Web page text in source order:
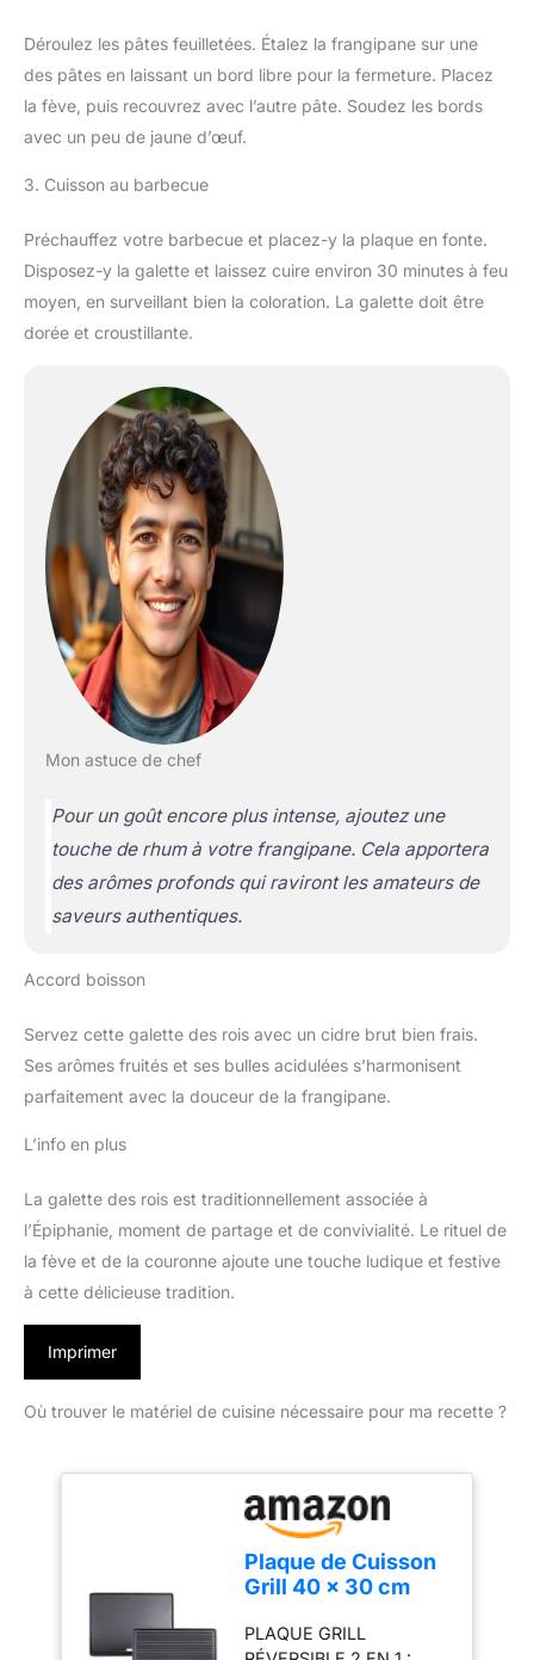
Déroulez les pâtes feuilletées. Étalez la frangipane sur une
des pâtes en laissant un bord libre pour la fermeture. Placez
la fève, puis recouvrez avec l’autre pâte. Soudez les bords
avec un peu de jaune d’œuf.
3. Cuisson au barbecue
Préchauffez votre barbecue et placez-y la plaque en fonte.
Disposez-y la galette et laissez cuire environ 30 minutes à feu
moyen, en surveillant bien la coloration. La galette doit être
dorée et croustillante.
Mon astuce de chef
Pour un goût encore plus intense, ajoutez une
touche de rhum à votre frangipane. Cela apportera
des arômes profonds qui raviront les amateurs de
saveurs authentiques.
Accord boisson
Servez cette galette des rois avec un cidre brut bien frais.
Ses arômes fruités et ses bulles acidulées s’harmonisent
parfaitement avec la douceur de la frangipane.
L’info en plus
La galette des rois est traditionnellement associée à
l’Épiphanie, moment de partage et de convivialité. Le rituel de
la fève et de la couronne ajoute une touche ludique et festive
à cette délicieuse tradition.
Imprimer
Où trouver le matériel de cuisine nécessaire pour ma recette ?
Plaque de Cuisson
Grill 40 x 30 cm
Face, Plancha Grill
PLAQUE GRILL